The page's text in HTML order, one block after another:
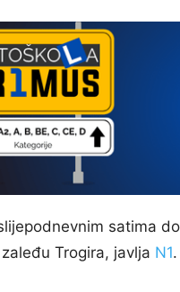
satima
Trogira, javlja N1.